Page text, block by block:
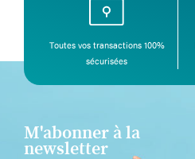
Toutes vos transactions 100%
sécurisées
M'abonner à la
newsletter